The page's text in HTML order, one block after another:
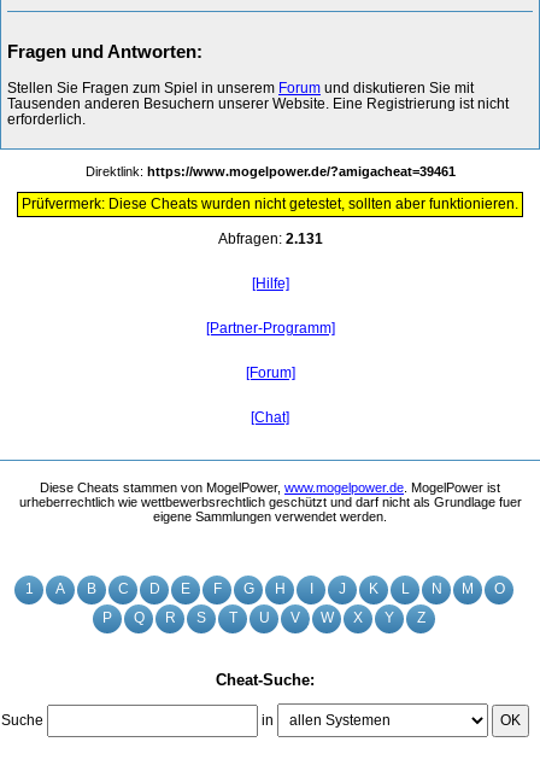
1 A B C D E F G H J K L N M
O
P
Q R S T U V W X Y Z
Cheat-Suche:
Suche in OK
Fragen und Antworten:
Stellen Sie Fragen zum Spiel in unserem Forum und diskutieren Sie mit
Tausenden anderen Besuchern unserer Website. Eine Registrierung ist nicht
erforderlich.
Direktlink: https://www.mogelpower.de/?amigacheat=39461
Prüfvermerk: Diese Cheats wurden nicht getestet, sollten aber funktionieren.
Abfragen: 2.131
[Hilfe]
[Partner-Programm]
[Forum]
[Chat]
Diese Cheats stammen von MogelPower, www.mogelpower.de . MogelPower ist
urheberrechtlich wie wettbewerbsrechtlich geschützt und darf nicht als Grundlage fuer
eigene Sammlungen verwendet werden.